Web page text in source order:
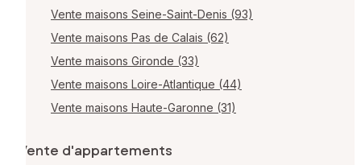
Vente maisons Seine-Saint-Denis (93)
Vente maisons Pas de Calais (62)
Vente maisons Gironde (33)
Vente maisons Loire-Atlantique (44)
Vente maisons Haute-Garonne (31)
Vente d'appartements